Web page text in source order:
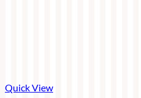
Quick View